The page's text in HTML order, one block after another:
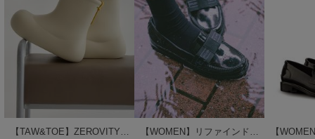
THE NORTH FACE
ザ・ノース・フェイス
TODAYFUL
ツルバイマリコオイカワ
【TAW&TOE】ZEROVITY Murff
【WOMEN】リファインドボウグロスぺ二－ローファー